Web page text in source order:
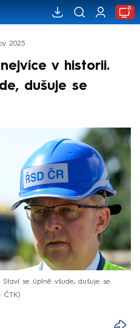
2025
v historii.
dušuje se
se úplně všude, dušuje se
ČTK